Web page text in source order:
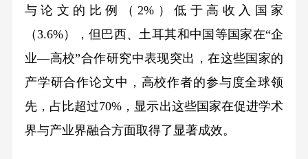
与论文的比例（2%）低于高收入国家
（3.6%），但巴西、土耳其和中国等国家在“企
业—高校”合作研究中表现突出，在这些国家的
产学研合作论文中，高校作者的参与度全球领
先，占比超过70%，显示出这些国家在促进学术
界与产业界融合方面取得了显著成效。